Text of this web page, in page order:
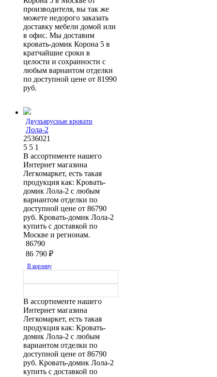
производителя, вы так же
можете недорого заказать
доставку мебели домой или
в офис. Мы доставим
кровать-домик Корона 5 в
кратчайшие сроки в
целости и сохранности с
любым вариантом отделки
по доступной цене от 81990
руб.
Двухъярусные кровати
Лола-2
2536021
5 5 1
В ассортименте нашего
Интернет магазина
Легкомаркет, есть такая
продукция как: Кровать-
домик Лола-2 с любым
вариантом отделки по
доступной цене от 86790
руб. Кровать-домик Лола-2
купить с доставкой по
Москве и регионам.
86790
86 790 ₽
В корзину
В ассортименте нашего
Интернет магазина
Легкомаркет, есть такая
продукция как: Кровать-
домик Лола-2 с любым
вариантом отделки по
доступной цене от 86790
руб. Кровать-домик Лола-2
купить с доставкой по